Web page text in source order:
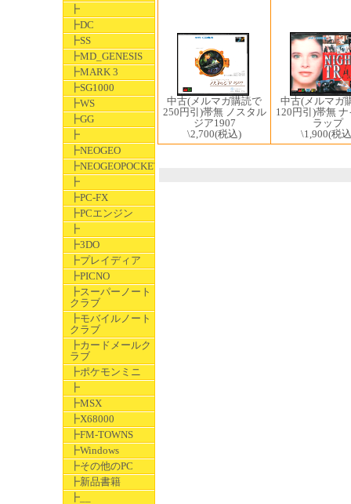
┣
┣DC
┣SS
┣MD_GENESIS
┣MARK 3
┣SG1000
┣WS
┣GG
┣
┣NEOGEO
┣NEOGEOPOCKET
┣
┣PC-FX
┣PCエンジン
┣
┣3DO
┣プレイディア
┣PICNO
┣スーパーノート
クラブ
┣モバイルノート
クラブ
┣カードメールク
ラブ
┣ポケモンミニ
┣
┣MSX
┣X68000
┣FM-TOWNS
┣Windows
┣その他のPC
┣新品書籍
┣__
中古(メルマガ購読で
250円引)帯無 ノスタル
ジア1907
\2,700(税込)
中古(メルマガ
120円引)帯無
ラップ
\1,900(税